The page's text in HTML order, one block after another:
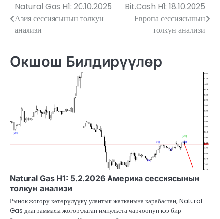
Жазуулар
боюнча
Natural Gas H1: 20.10.2025
Азия сессиясынын толкун
анализи
Bit.Cash H1: 18.10.2025
Европа сессиясынын
толкун анализи
Окшош Билдирүүлөр
Natural Gas H1: 5.2.2026 Америка сессиясынын
толкун анализи
Рынок жогору көтөрүлүүнү улантып жатканына карабастан, Natural
Gas диаграммасы жогорулаган импульста чарчоонун кээ бир